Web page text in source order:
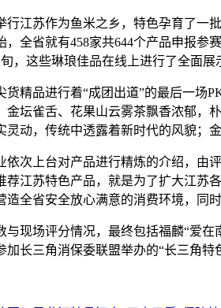
江苏作为鱼米之乡，特色孕育了一
，全省就有458家共644个产品申报参
，这些琳琅佳品在线上进行了全面展
品进行着“成团出道”的最后一场
金坛雀舌、花果山云雾茶飘香浓郁，
灵动，传统中透露着新时代的风貌
上台对产品进行精炼的介绍，由评
荐江苏特色产品，就是为了扩大江苏
造全省安全放心满意的消费环境，同
场评分情况，最终包括福麟“爱在
加长三角消保委联盟举办的“长三角